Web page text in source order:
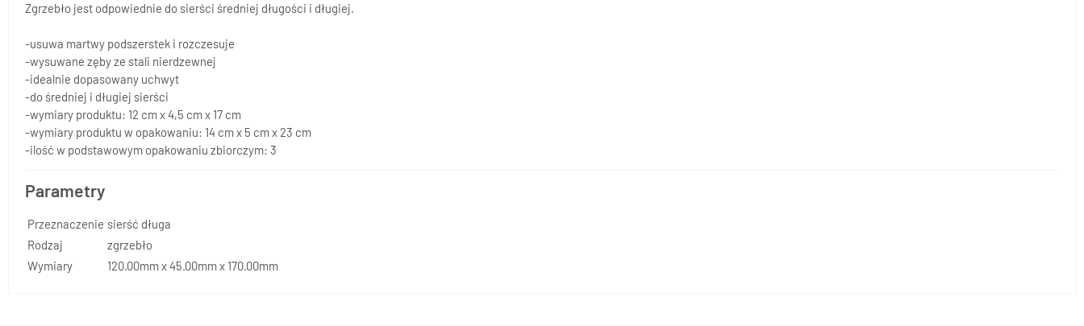
Zgrzebło jest odpowiednie do sierści średniej długości i długiej.
-usuwa martwy podszerstek i rozczesuje
-wysuwane zęby ze stali nierdzewnej
-idealnie dopasowany uchwyt
-do średniej i długiej sierści
-wymiary produktu: 12 cm x 4,5 cm x 17 cm
-wymiary produktu w opakowaniu: 14 cm x 5 cm x 23 cm
-ilość w podstawowym opakowaniu zbiorczym: 3
Parametry
Przeznaczenie sierść długa
Rodzaj
zgrzebło
Wymiary
120.00mm x 45.00mm x 170.00mm